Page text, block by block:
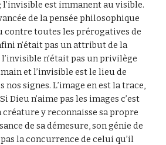
est immanent au visible.
de la pensée philosophique
contre toutes les prérogatives de
n’était pas un attribut de la
n’était pas un privilège
et l’invisible est le lieu de
signes. L’image en est la trace,
Dieu n’aime pas les images c’est
créature y reconnaisse sa propre
de sa démesure, son génie de
pas la concurrence de celui qu’il